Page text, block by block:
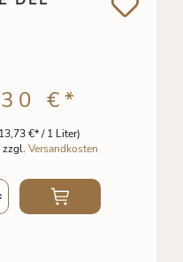
€* / 1 Liter)
Versandkosten
30 €*